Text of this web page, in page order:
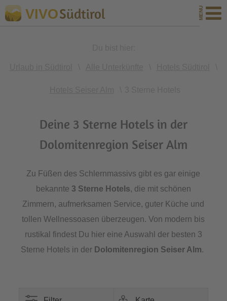
VIVOSüdtirol
Deine 3 Sterne Hotels in der
Dolomitenregion Seiser Alm
Zu Füßen des Schlernmassivs gibt es gar einige
bekannte 3 Sterne Hotels, die mit schönen
Zimmern, aufmerksamen Service, guter Küche und
tollen Wellnessoasen überzeugen. Von modern bis
rustikal findest Du hier eine Auswahl der besten 3
Sterne Hotels in der Dolomitenregion Seiser Alm.